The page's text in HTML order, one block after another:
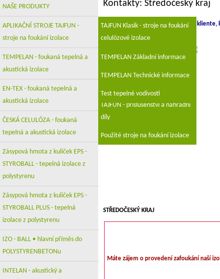
Kontakty: Středočeský kraj
Vážený kliente,
STŘEDOČESKÝ KRAJ
Máte zájem o provedení zafoukání naší
NAŠE PRODUKTY
APLIKAČNÍ STROJE TAJFUN -
stroje na foukání izolace
TAJFUN Klasik - stroje na foukání
celulózové izolace
TAJFUN UNI - univerzální stroj na
TAJFUN - příslušenství a náhradní
díly
Použité stroje na foukání izolace
TEMPELAN - foukaná tepelná a
akustická izolace
TEMPELAN Základní informace
TEMPELAN Technické informace
Test tepelné vodivosti
EN-TEX - foukaná tepelná a
akustická izolace
ČESKÁ CELULÓZA - foukaná
tepelná a akustická izolace
Zásypová hmota z kuliček EPS -
STYROBALL - tepelná izolace z
polystyrenu
Zásypová hmota z kuliček EPS -
STYROBALL PLUS - tepelná
izolace z polystyrenu
IZO - BALL • hlavní příměs do
POLYSTYRENBETONu
INTELAN - akustický a